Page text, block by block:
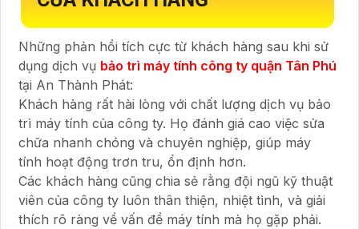
Những phản hồi tích cực từ khách hàng sau khi sử
dụng dịch vụ bảo trì máy tính công ty quận Tân Phú
tại An Thành Phát:
Khách hàng rất hài lòng với chất lượng dịch vụ bảo
trì máy tính của công ty. Họ đánh giá cao việc sửa
chữa nhanh chóng và chuyên nghiệp, giúp máy
tính hoạt động trơn tru, ổn định hơn.
Các khách hàng cũng chia sẻ rằng đội ngũ kỹ thuật
viên của công ty luôn thân thiện, nhiệt tình, và giải
thích rõ ràng về vấn đề máy tính mà họ gặp phải.